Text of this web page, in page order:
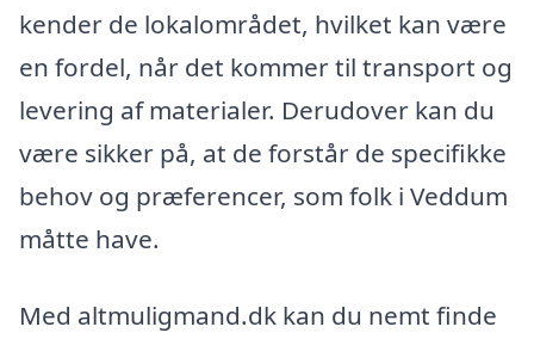
kender de lokalområdet, hvilket kan være
en fordel, når det kommer til transport og
levering af materialer. Derudover kan du
være sikker på, at de forstår de specifikke
behov og præferencer, som folk i Veddum
måtte have.
Med altmuligmand.dk kan du nemt finde